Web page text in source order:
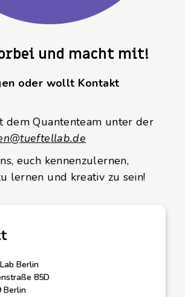
accept marketing-
und macht mit!
oder wollt Kontakt
dem Quantenteam unter der
euch kennenzulernen,
lernen und kreativ zu sein!
Berlin
85D
Berlin